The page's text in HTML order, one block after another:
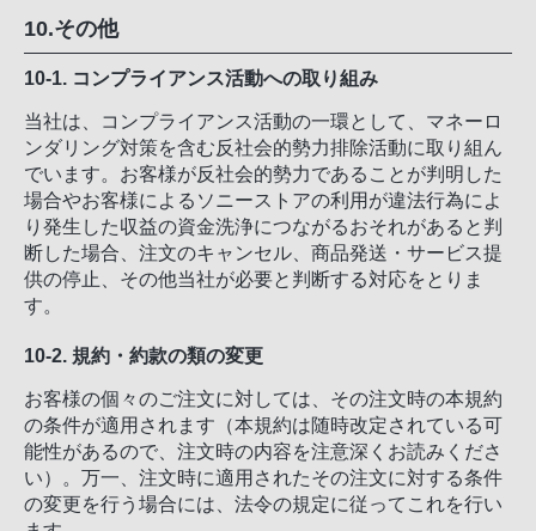
10.その他
10-1. コンプライアンス活動への取り組み
当社は、コンプライアンス活動の一環として、マネーロ
ンダリング対策を含む反社会的勢力排除活動に取り組ん
でいます。お客様が反社会的勢力であることが判明した
場合やお客様によるソニーストアの利用が違法行為によ
り発生した収益の資金洗浄につながるおそれがあると判
断した場合、注文のキャンセル、商品発送・サービス提
供の停止、その他当社が必要と判断する対応をとりま
す。
10-2. 規約・約款の類の変更
お客様の個々のご注文に対しては、その注文時の本規約
の条件が適用されます（本規約は随時改定されている可
能性があるので、注文時の内容を注意深くお読みくださ
い）。万一、注文時に適用されたその注文に対する条件
の変更を行う場合には、法令の規定に従ってこれを行い